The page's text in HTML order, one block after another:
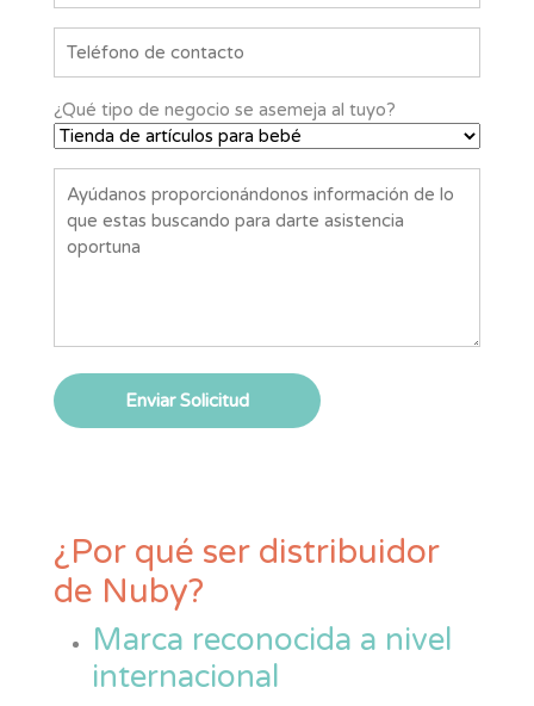
¿Qué tipo de negocio se asemeja al tuyo?
¿Por qué ser distribuidor
de Nuby?
Marca reconocida a nivel
internacional